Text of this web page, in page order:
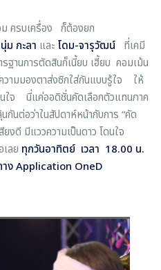
ครบเครื่อง ก็ต้องยก
ม กะลา และ โดม-จารุวัฒน์ ที่เคมี
ฐานการตัดสินก็เนี้ยบ เฮี้ยบ คอมเม้น
ามมองตาส่งซิกใส่กันแบบรู้ใจ ให้
ใจ นี่แค่ออดิชั่นคัดเลือกตัวแทนภาค
นต่อว่าในสัปดาห์หน้ากับการ “คัด
งดี มีแววความเป็นดาว โดนใจ
ลย ทุกวันอาทิตย์ เวลา 18.00 น.
าง Application OneD